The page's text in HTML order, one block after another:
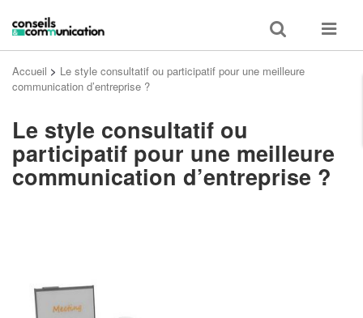
Toggle
search
Toggle
Accueil > Le style consultatif ou participatif pour une meilleure
communication d’entreprise ?
Le style consultatif ou
participatif pour une meilleure
communication d’entreprise ?